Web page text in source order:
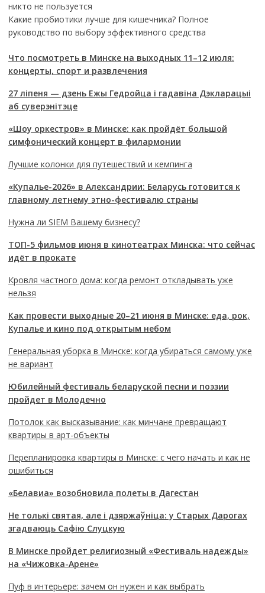
никто не пользуется
Какие пробиотики лучше для кишечника? Полное
руководство по выбору эффективного средства
Что посмотреть в Минске на выходных 11–12 июля:
концерты, спорт и развлечения
27 ліпеня — дзень Ежы Гедройца і гадавіна Дэкларацыі
аб суверэнітэце
«Шоу оркестров» в Минске: как пройдёт большой
симфонический концерт в филармонии
Лучшие колонки для путешествий и кемпинга
«Купалье-2026» в Александрии: Беларусь готовится к
главному летнему этно-фестивалю страны
Нужна ли SIEM Вашему бизнесу?
ТОП-5 фильмов июня в кинотеатрах Минска: что сейчас
идёт в прокате
Кровля частного дома: когда ремонт откладывать уже
нельзя
Как провести выходные 20–21 июня в Минске: еда, рок,
Купалье и кино под открытым небом
Генеральная уборка в Минске: когда убираться самому уже
не вариант
Юбилейный фестиваль беларуской песни и поэзии
пройдет в Молодечно
Потолок как высказывание: как минчане превращают
квартиры в арт-объекты
Перепланировка квартиры в Минске: с чего начать и как не
ошибиться
«Белавиа» возобновила полеты в Дагестан
Не толькі святая, але і дзяржаўніца: у Старых Дарогах
згадваюць Сафію Слуцкую
В Минске пройдет религиозный «Фестиваль надежды»
на «Чижовка-Арене»
Пуф в интерьере: зачем он нужен и как выбрать